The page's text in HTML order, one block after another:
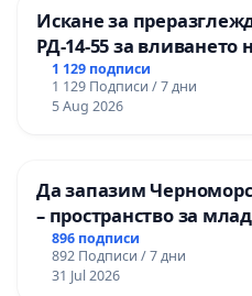
Искане за
РД-14-55 за
гимназия по
Професионалната
мениджмънт – гр.
1 129 подписи
1 129 Подписи / 7 дни
5 Aug 2026
Да запазим
– пространство за
896 подписи
892 Подписи / 7 дни
31 Jul 2026